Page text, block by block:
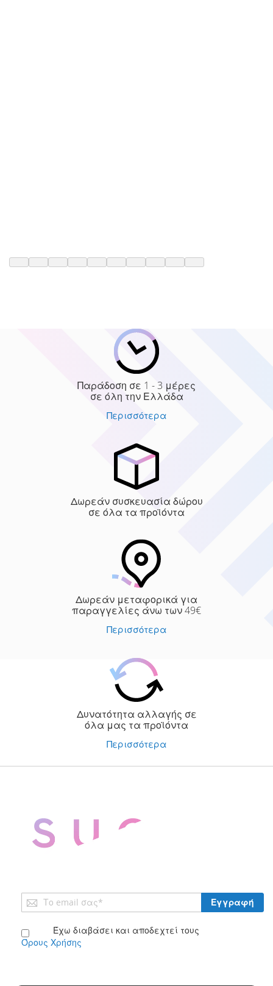
Παράδοση σε 1 - 3 μέρες
σε όλη την Ελλάδα
Περισσότερα
Δωρεάν συσκευασία δώρου
σε όλα τα προϊόντα
Δωρεάν μεταφορικά για
παραγγελίες άνω των 49€
Περισσότερα
Δυνατότητα αλλαγής σε
όλα μας τα προϊόντα
Περισσότερα
Εγγραφή
στο
Δελτίο: Έχω διαβάσει και αποδεχτεί τους
Όρους Χρήσης
Εγγραφή